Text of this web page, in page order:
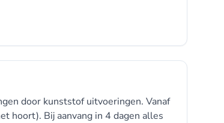
door kunststof uitvoeringen. Vanaf
hoort). Bij aanvang in 4 dagen alles